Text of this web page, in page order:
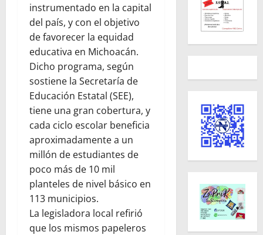
instrumentado en la capital
del país, y con el objetivo
de favorecer la equidad
educativa en Michoacán.
Dicho programa, según
sostiene la Secretaría de
Educación Estatal (SEE),
tiene una gran cobertura, y
cada ciclo escolar beneficia
aproximadamente a un
millón de estudiantes de
poco más de 10 mil
planteles de nivel básico en
113 municipios.
La legisladora local refirió
que los mismos papeleros